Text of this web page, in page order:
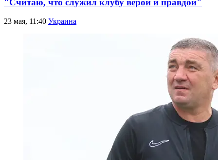
"Считаю, что служил клубу верой и правдой"
23 мая, 11:40 Украина